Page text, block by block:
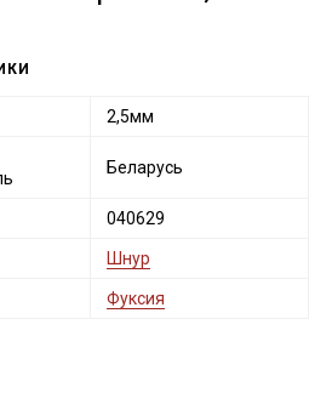
2,5мм
Беларусь
040629
Шнур
Фуксия